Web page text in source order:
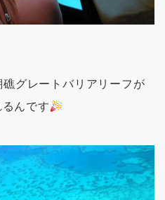
グレートバリアリーフが
んです